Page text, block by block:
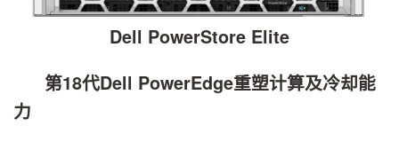
Dell PowerStore Elite
第18代Dell PowerEdge重塑计算及冷却能
力